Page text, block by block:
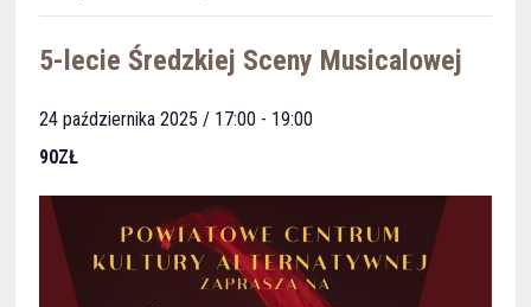
5-lecie Średzkiej Sceny Musicalowej
24 października 2025 / 17:00 - 19:00
90ZŁ